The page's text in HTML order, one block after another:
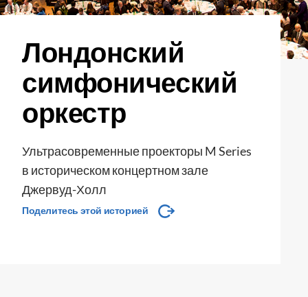
Лондонский
симфонический
оркестр
Ультрасовременные проекторы M Series
в историческом концертном зале
Джервуд-Холл
Поделитесь этой историей